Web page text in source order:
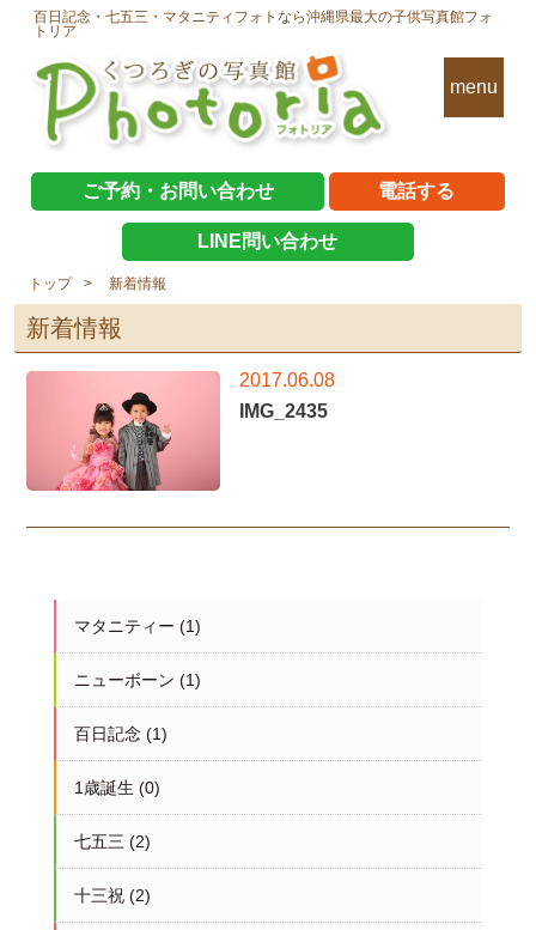
百日記念・七五三・マタニティフォトなら沖縄県最大の子供写真館フォ
トリア
menu
ご予約・お問い合わせ 電話する
LINE問い合わせ
トップ 新着情報
新着情報
2017.06.08
IMG_2435
マタニティー (1)
ニューボーン (1)
百日記念 (1)
1歳誕生 (0)
七五三 (2)
十三祝(2)